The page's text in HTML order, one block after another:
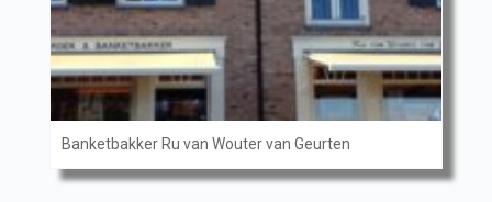
Banketbakker Ru van Wouter van Geurten